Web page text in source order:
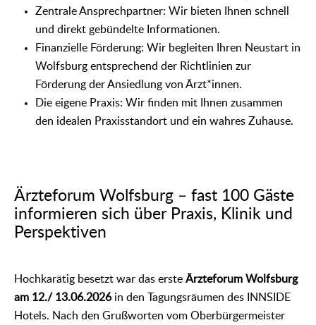
Zentrale Ansprechpartner: Wir bieten Ihnen schnell
und direkt gebündelte Informationen.
Finanzielle Förderung: Wir begleiten Ihren Neustart in
Wolfsburg entsprechend der Richtlinien zur
Förderung der Ansiedlung von Ärzt*innen.
Die eigene Praxis: Wir finden mit Ihnen zusammen
den idealen Praxisstandort und ein wahres Zuhause.
Ärzteforum Wolfsburg – fast 100 Gäste
informieren sich über Praxis, Klinik und
Perspektiven
Hochkarätig besetzt war das erste Ärzteforum Wolfsburg
am 12./ 13.06.2026in den Tagungsräumen des INNSIDE
Hotels. Nach den Grußworten vom Oberbürgermeister